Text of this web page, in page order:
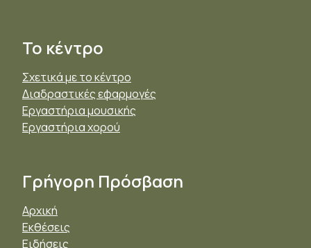
Το κέντρο
Σχετικά με το κέντρο
Διαδραστικές εφαρμογές
Εργαστήρια μουσικής
Εργαστήρια χορού
Γρήγορη Πρόσβαση
Αρχική
Εκθέσεις
Ειδήσεις